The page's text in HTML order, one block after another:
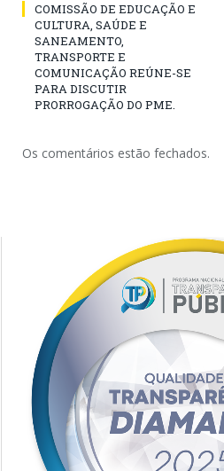
COMISSÃO DE EDUCAÇÃO E
CULTURA, SAÚDE E
SANEAMENTO,
TRANSPORTE E
COMUNICAÇÃO REÚNE-SE
PARA DISCUTIR
PRORROGAÇÃO DO PME.
Os comentários estão fechados.